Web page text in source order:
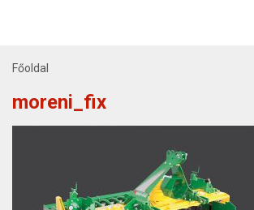
Főoldal
moreni_fix